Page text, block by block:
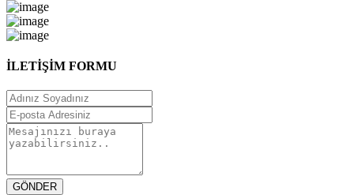
İLETİŞİM FORMU